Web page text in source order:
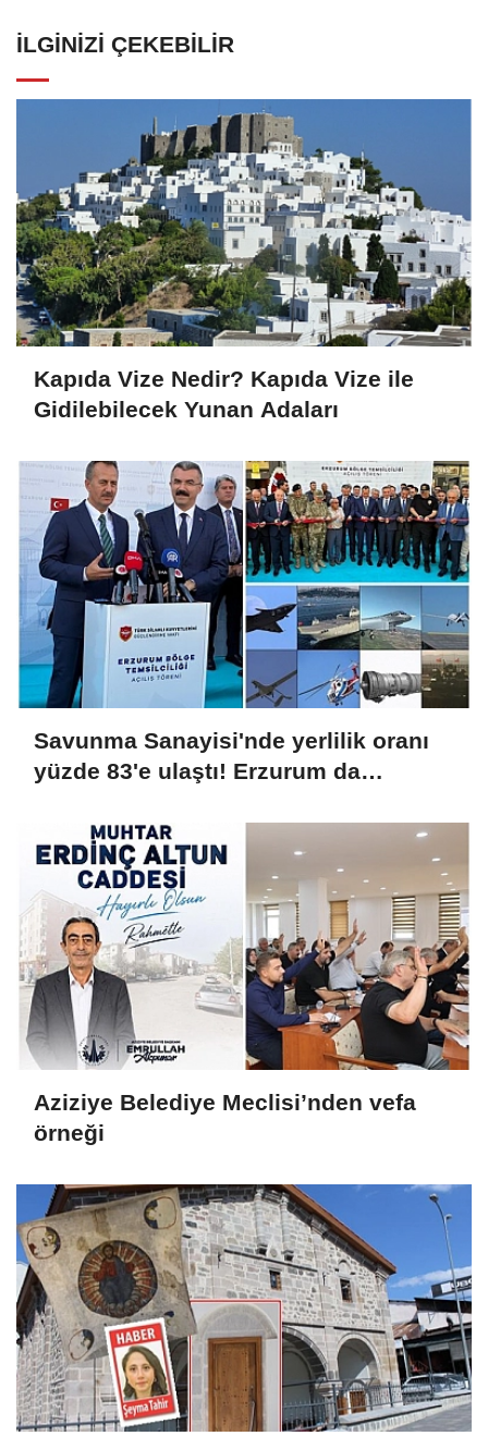
İLGINIZI ÇEKEBILIR
Kapıda Vize Nedir? Kapıda Vize ile
Gidilebilecek Yunan Adaları
Savunma Sanayisi'nde yerlilik oranı
yüzde 83'e ulaştı! Erzurum da
Aziziye Belediye Meclisi’nden vefa
örneği